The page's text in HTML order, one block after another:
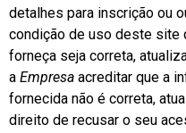
detalhes para inscrição ou
condição de uso deste site
forneça seja correta,
a Empresa acreditar que a
fornecida não é correta,
direito de recusar o seu